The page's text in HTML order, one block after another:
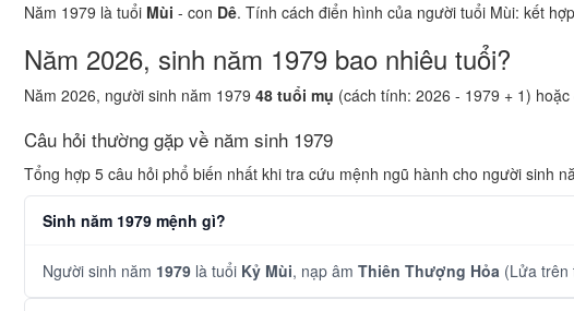
Năm 1979 là tuổi Mùi - con Dê. Tính cách điển hình của người tuổi Mùi: kết
Năm 2026, sinh năm 1979 bao nhiêu tuổi?
Năm 2026, người sinh năm 1979 48 tuổi mụ (cách tính: 2026 - 1979 + 1) hoặc
Câu hỏi thường gặp về năm sinh 1979
Tổng hợp 5 câu hỏi phổ biến nhất khi tra cứu mệnh ngũ hành cho người sinh
Sinh năm 1979 mệnh gì?
Người sinh năm 1979 là tuổi Kỷ Mùi, nạp âm Thiên Thượng Hỏa (Lửa trên